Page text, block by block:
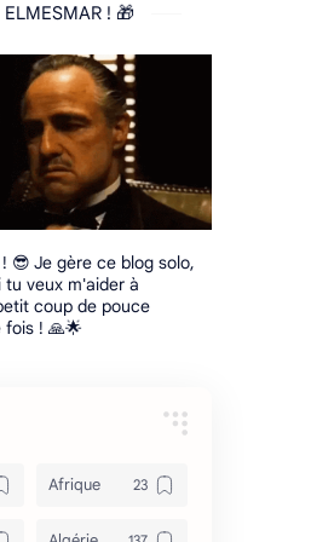
! 🎁
😎 Je gère ce blog solo,
tu veux m'aider à
coup de pouce
! 🙏🌟
Afrique